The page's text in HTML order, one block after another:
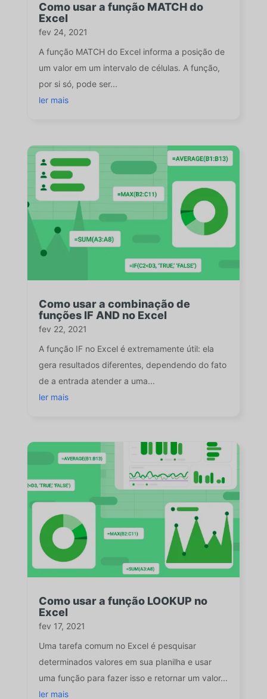
Como usar a função MATCH do
Excel
fev 24, 2021
A função MATCH do Excel informa a posição de
um valor em um intervalo de células. A função,
por si só, pode ser...
ler mais
Como usar a combinação de
funções IF AND no Excel
fev 22, 2021
A função IF no Excel é extremamente útil: ela
gera resultados diferentes, dependendo do fato
de a entrada atender a uma...
ler mais
Como usar a função LOOKUP no
Excel
fev 17, 2021
Uma tarefa comum no Excel é pesquisar
determinados valores em sua planilha e usar
uma função para fazer isso e retornar um valor...
ler mais